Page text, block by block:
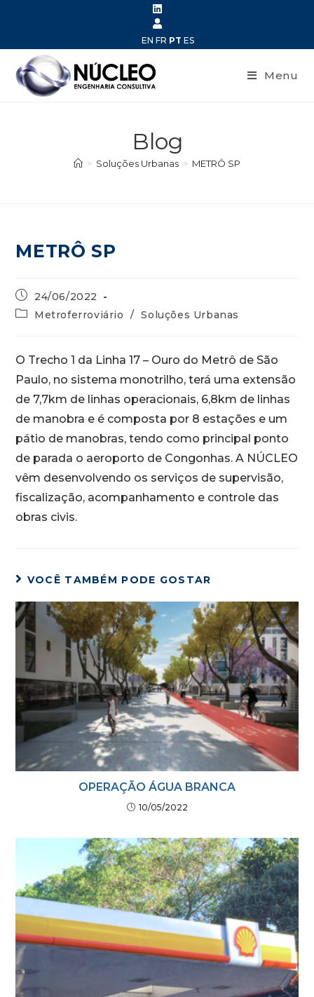
EN FR PT ES
Menu
Blog
> Soluções Urbanas > METRÔ SP
METRÔ SP
24/06/2022
Metroferroviário
/ Soluções Urbanas
O Trecho 1 da Linha 17 – Ouro do Metrô de São
Paulo, no sistema monotrilho, terá uma extensão
de 7,7km de linhas operacionais, 6,8km de linhas
de manobra e é composta por 8 estações e um
pátio de manobras, tendo como principal ponto
de parada o aeroporto de Congonhas. A NÚCLEO
vêm desenvolvendo os serviços de supervisão,
fiscalização, acompanhamento e controle das
obras civis.
VOCÊ TAMBÉM PODE GOSTAR
OPERAÇÃO ÁGUA BRANCA
10/05/2022